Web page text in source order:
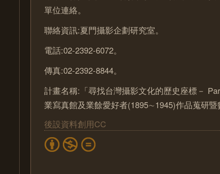
單位連絡。
聯絡資訊:夏門攝影企劃研究室。
電話:02-2392-6072。
傳真:02-2392-8844。
計畫名稱:「尋找台灣攝影文化的歷史座標－
業寫真館及業餘愛好者(1895∼1945)作品蒐研
後設資料創用CC